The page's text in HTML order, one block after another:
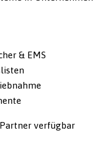
& EMS
verfügbar